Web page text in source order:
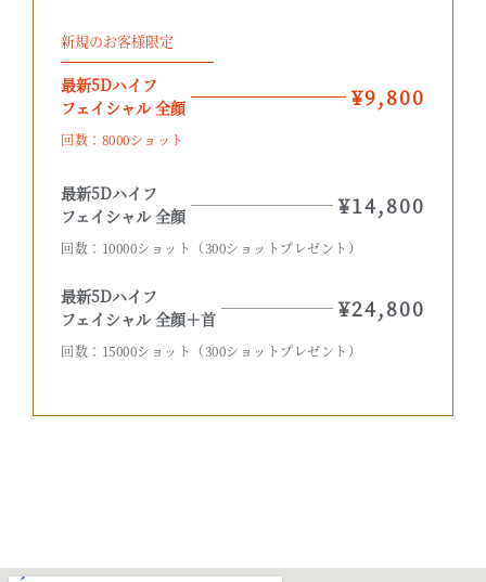
新規のお客様限定
最新5Dハイフ
フェイシャル 全顔
¥9,800
回数：8000ショット
最新5Dハイフ
フェイシャル 全顔
¥14,800
回数：10000ショット（300ショットプレゼント）
最新5Dハイフ
フェイシャル 全顔＋首
¥24,800
回数：15000ショット（300ショットプレゼント）